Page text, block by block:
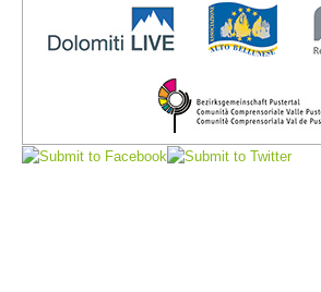
Direction